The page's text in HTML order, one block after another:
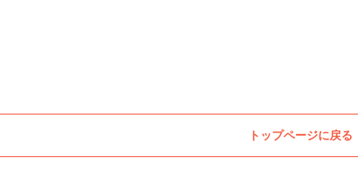
トップページに戻る